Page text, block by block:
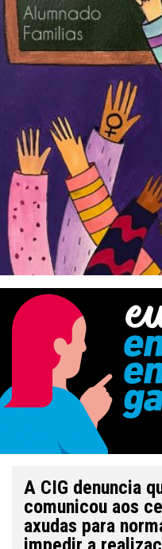
A CIG denuncia
comunicou aos
axudas para